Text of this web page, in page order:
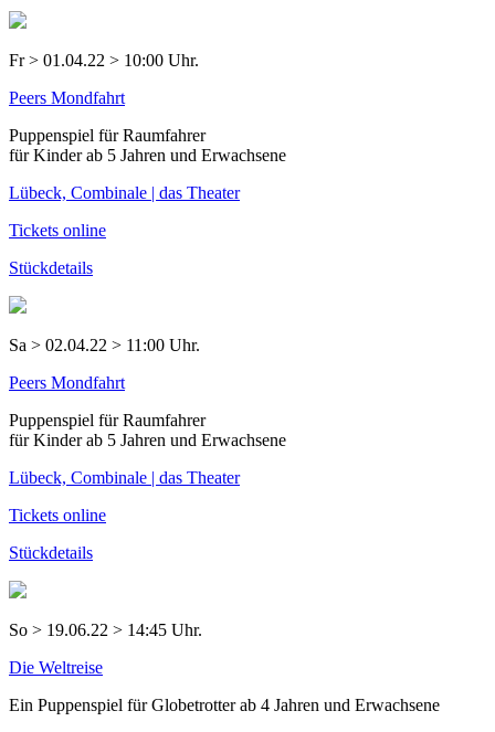
Fr > 01.04.22 > 10:00 Uhr.
Peers Mondfahrt
Puppenspiel für Raumfahrer
für Kinder ab 5 Jahren und Erwachsene
Lübeck, Combinale | das Theater
Tickets online
Stückdetails
Sa > 02.04.22 > 11:00 Uhr.
Peers Mondfahrt
Puppenspiel für Raumfahrer
für Kinder ab 5 Jahren und Erwachsene
Lübeck, Combinale | das Theater
Tickets online
Stückdetails
So > 19.06.22 > 14:45 Uhr.
Die Weltreise
Ein Puppenspiel für Globetrotter ab 4 Jahren und Erwachsene